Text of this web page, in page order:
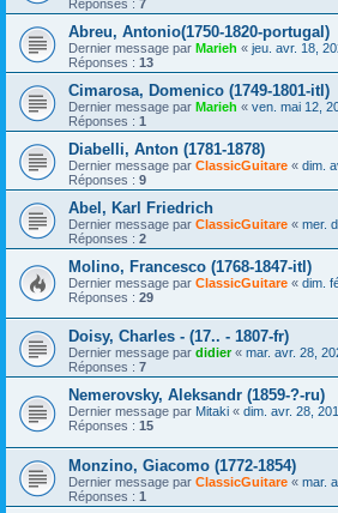
Réponses : 7
Abreu, Antonio(1750-1820-portugal)
Dernier message par Marieh « jeu. avr. 18,
Réponses : 13
Cimarosa, Domenico (1749-1801-itl)
Dernier message par Marieh « ven. mai 12,
Réponses : 1
Diabelli, Anton (1781-1878)
Dernier message par ClassicGuitare « dim.
Réponses : 9
Abel, Karl Friedrich
Dernier message par ClassicGuitare « mer.
Réponses : 2
Molino, Francesco (1768-1847-itl)
Dernier message par ClassicGuitare « dim.
Réponses : 29
Doisy, Charles - (17.. - 1807-fr)
Dernier message par didier« mar. avr. 28,
Réponses : 7
Nemerovsky, Aleksandr (1859-?-ru)
Dernier message par Mitaki « dim. avr. 28,
Réponses : 15
Monzino, Giacomo (1772-1854)
Dernier message par ClassicGuitare « mar.
Réponses : 1